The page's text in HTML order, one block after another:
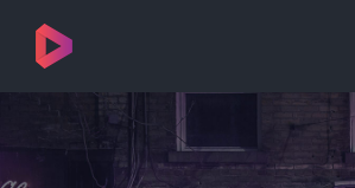
content